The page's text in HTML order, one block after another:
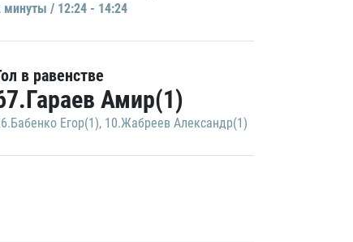
минуты / 12:24 - 14:24
в равенстве
Амир(1)
Егор(1), 10.Жабреев Александр(1)